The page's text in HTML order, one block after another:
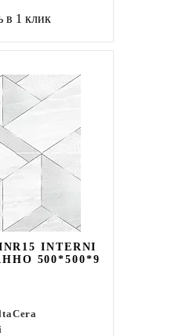
в 1 клик
INTERNI
500*500*9